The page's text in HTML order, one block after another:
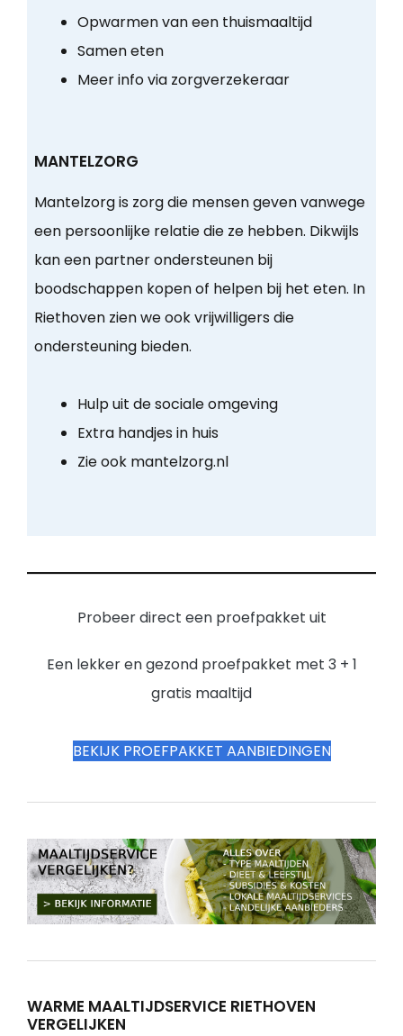
Opwarmen van een thuismaaltijd
Samen eten
Meer info via zorgverzekeraar
MANTELZORG
Mantelzorg is zorg die mensen geven vanwege
een persoonlijke relatie die ze hebben. Dikwijls
kan een partner ondersteunen bij
boodschappen kopen of helpen bij het eten. In
Riethoven zien we ook vrijwilligers die
ondersteuning bieden.
Hulp uit de sociale omgeving
Extra handjes in huis
Zie ook mantelzorg.nl
Probeer direct een proefpakket uit
Een lekker en gezond proefpakket met 3 + 1
gratis maaltijd
BEKIJK PROEFPAKKET AANBIEDINGEN
WARME MAALTIJDSERVICE RIETHOVEN
VERGELIJKEN